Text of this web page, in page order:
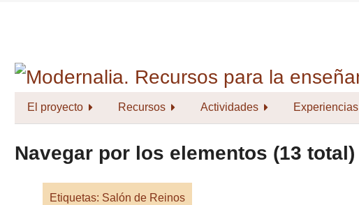
El proyecto Recursos Actividades Experiencias
Navegar por los elementos (13 total)
Etiquetas: Salón de Reinos